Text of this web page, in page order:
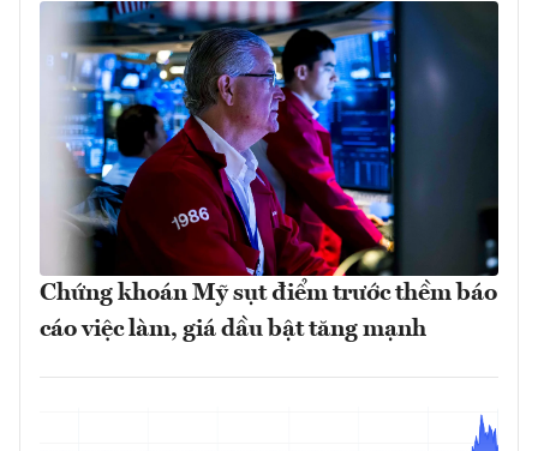
Chứng khoán Mỹ sụt điểm trước thềm báo
cáo việc làm, giá dầu bật tăng mạnh